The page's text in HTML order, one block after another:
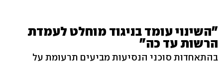
"השינוי עומד בניגוד מוחלט לעמדת
הרשות עד כה"
בהתאחדות סוכני הנסיעות מביעים תרעומת על